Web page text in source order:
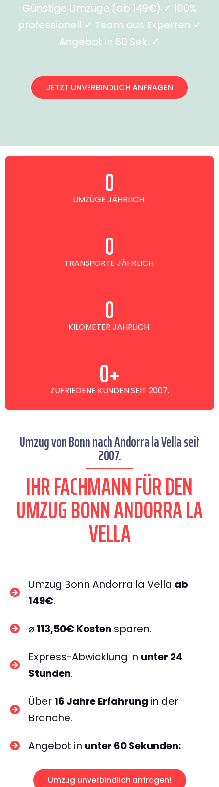
Günstige Umzüge (ab 149€) ✓ 100%
professionell ✓ Team aus Experten ✓
Angebot in 60 Sek. ✓
JETZT UNVERBINDLICH ANFRAGEN
UMZÜGE JÄHRLICH.
0
TRANSPORTE JÄHRLICH.
0
KILOMETER JÄHRLICH.
0
ZUFRIEDENE KUNDEN SEIT 2007.
0+
Umzug von Bonn nach Andorra la Vella seit
2007.
IHR FACHMANN FÜR DEN
UMZUG BONN ANDORRA LA
VELLA
Umzug Bonn Andorra la Vella ab
149€.
⌀ 113,50€ Kosten sparen.
Express-Abwicklung in unter 24
Stunden.
Über 16 Jahre Erfahrung in der
Branche.
Angebot in unter 60 Sekunden:
Umzug unverbindlich anfragen!